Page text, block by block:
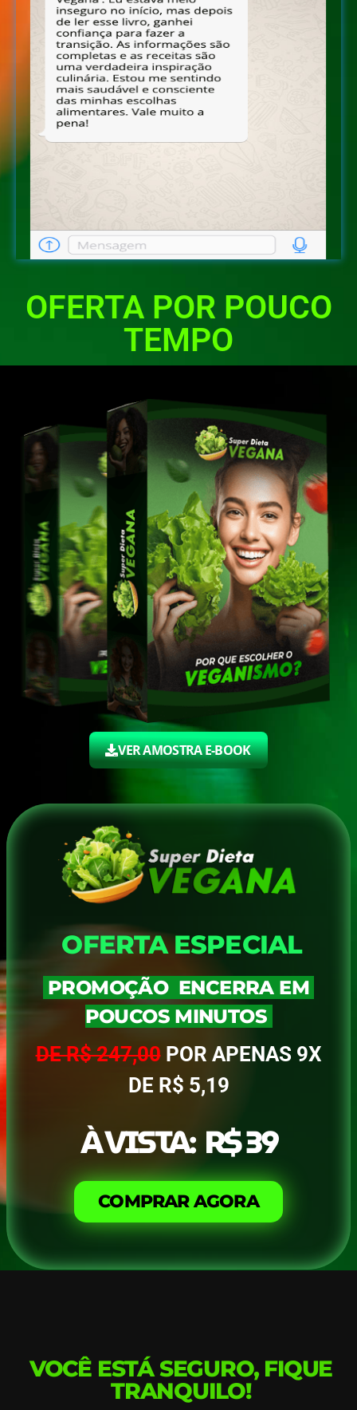
OFERTA POR POUCO
TEMPO
VER AMOSTRA E-BOOK
OFERTA ESPECIAL
PROMOÇÃO ENCERRA EM
POUCOS MINUTOS
DE R$ 247,00POR APENAS 9X
DE R$ 5,19
À VISTA: R$ 39
COMPRAR AGORA
VOCÊ ESTÁ SEGURO, FIQUE
TRANQUILO!